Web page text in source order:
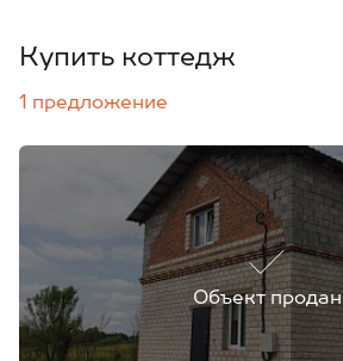
Купить коттедж
1 предложение
Объект продан